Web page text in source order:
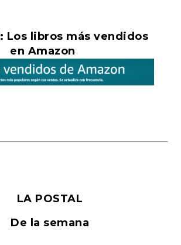
Los libros más vendidos
en Amazon
LA POSTAL
De la semana